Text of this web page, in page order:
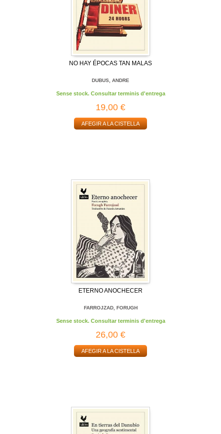
NO HAY ÉPOCAS TAN MALAS
DUBUS, ANDRE
Sense stock. Consultar terminis d'entrega
19,00 €
AFEGIR A LA CISTELLA
ETERNO ANOCHECER
FARROJZAD, FORUGH
Sense stock. Consultar terminis d'entrega
26,00 €
AFEGIR A LA CISTELLA